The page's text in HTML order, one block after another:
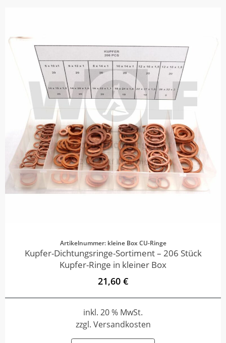
Artikelnummer: kleine Box CU-Ringe
Kupfer-Dichtungsringe-Sortiment – 206 Stück
Kupfer-Ringe in kleiner Box
21,60 €
inkl. 20 % MwSt.
zzgl. Versandkosten